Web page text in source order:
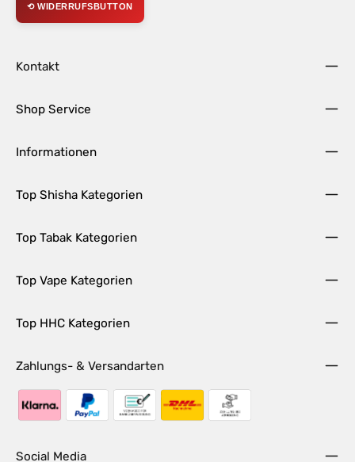
⟲ WIDERRUFSBUTTON
Kontakt
Shop Service
Informationen
Top Shisha Kategorien
Top Tabak Kategorien
Top Vape Kategorien
Top HHC Kategorien
Zahlungs- & Versandarten
Social Media